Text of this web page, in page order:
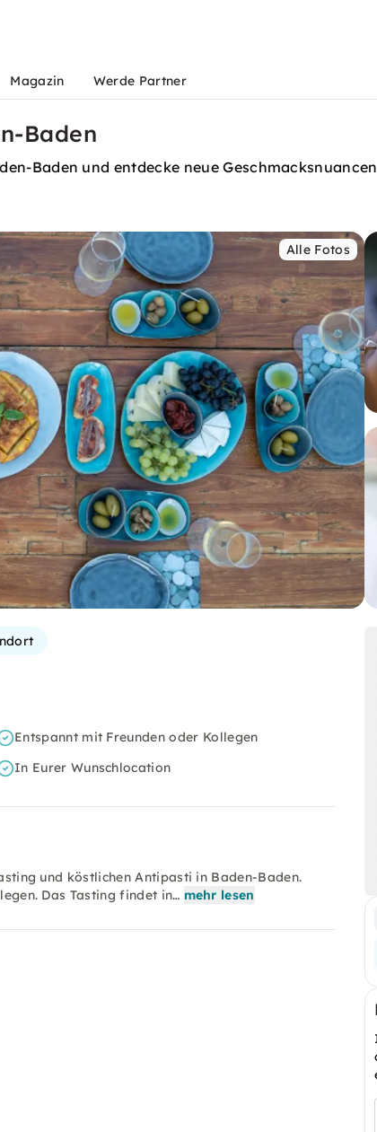
Magazin Werde Partner
Baden
Baden und entdecke neue Geschmacksnuancen
Alle Fotos
Entspannt mit Freunden oder Kollegen
In Eurer Wunschlocation
und köstlichen Antipasti in Baden-Baden.
Das Tasting findet in… mehr lesen